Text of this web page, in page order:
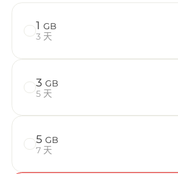
如何
在
1 GB
3 天
3 GB
5 天
5 GB
7 天